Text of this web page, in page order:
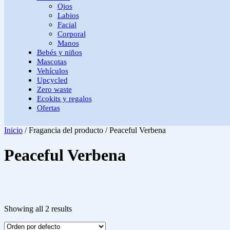
Ojos
Labios
Facial
Corporal
Manos
Bebés y niños
Mascotas
Vehículos
Upcycled
Zero waste
Ecokits y regalos
Ofertas
Inicio / Fragancia del producto / Peaceful Verbena
Peaceful Verbena
Showing all 2 results